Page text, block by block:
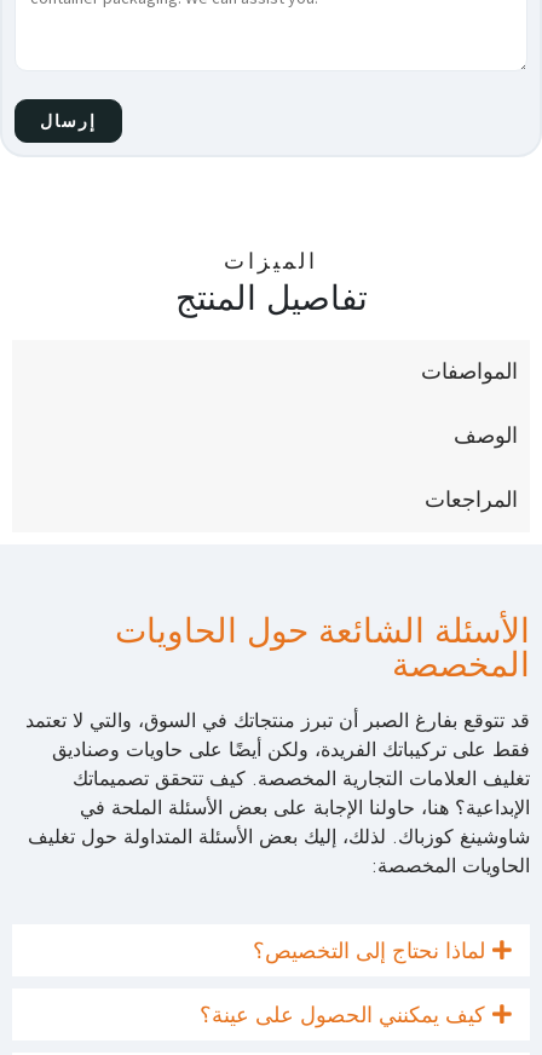
الميزات
تفاصيل المنتج
المواصفات
الوصف
المراجعات
الأسئلة الشائعة حول الحاويات
المخصصة
قد تتوقع بفارغ الصبر أن تبرز منتجاتك في السوق، والتي لا تعتمد
فقط على تركيباتك الفريدة، ولكن أيضًا على حاويات وصناديق
تغليف العلامات التجارية المخصصة. كيف تتحقق تصميماتك
الإبداعية؟ هنا، حاولنا الإجابة على بعض الأسئلة الملحة في
شاوشينغ كوزباك. لذلك، إليك بعض الأسئلة المتداولة حول تغليف
الحاويات المخصصة:
لماذا نحتاج إلى التخصيص؟
كيف يمكنني الحصول على عينة؟